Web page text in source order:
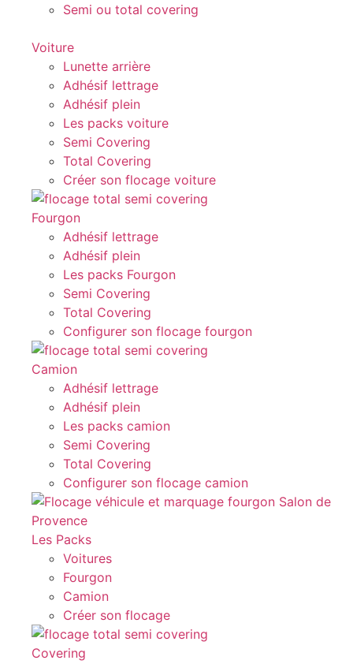
Semi ou total covering
Voiture
Lunette arrière
Adhésif lettrage
Adhésif plein
Les packs voiture
Semi Covering
Total Covering
Créer son flocage voiture
Fourgon
Adhésif lettrage
Adhésif plein
Les packs Fourgon
Semi Covering
Total Covering
Configurer son flocage fourgon
Camion
Adhésif lettrage
Adhésif plein
Les packs camion
Semi Covering
Total Covering
Configurer son flocage camion
Les Packs
Voitures
Fourgon
Camion
Créer son flocage
Covering